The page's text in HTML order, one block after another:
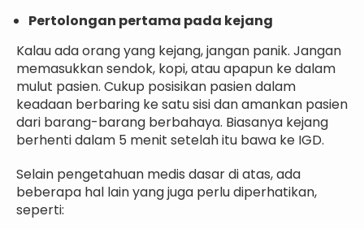
Pertolongan pertama pada kejang
Kalau ada orang yang kejang, jangan panik. Jangan
memasukkan sendok, kopi, atau apapun ke dalam
mulut pasien. Cukup posisikan pasien dalam
keadaan berbaring ke satu sisi dan amankan pasien
dari barang-barang berbahaya. Biasanya kejang
berhenti dalam 5 menit setelah itu bawa ke IGD.
Selain pengetahuan medis dasar di atas, ada
beberapa hal lain yang juga perlu diperhatikan,
seperti: